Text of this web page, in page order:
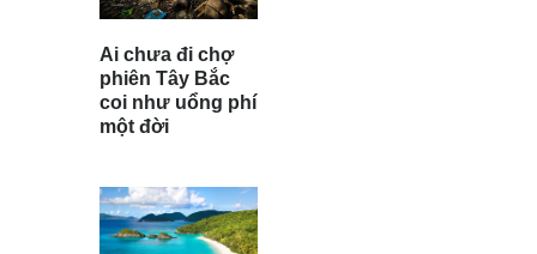
Ai chưa đi chợ
phiên Tây Bắc
coi như uổng phí
một đời